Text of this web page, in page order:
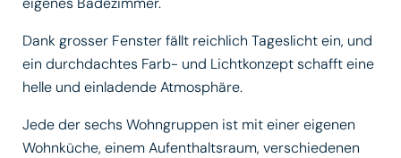
Dank grosser Fenster fällt reichlich Tageslicht ein, und
ein durchdachtes Farb- und Lichtkonzept schafft eine
helle und einladende Atmosphäre.
Jede der sechs Wohngruppen ist mit einer eigenen
Wohnküche, einem Aufenthaltsraum, verschiedenen